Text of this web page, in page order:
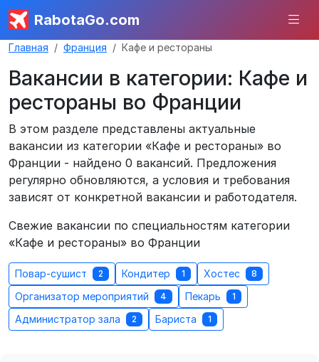
RabotaGo.com
Главная Франция Кафе и рестораны
Вакансии в категории: Кафе и
рестораны во Франции
В этом разделе представлены актуальные
вакансии из категории «Кафе и рестораны» во
Франции - найдено 0 вакансий. Предложения
регулярно обновляются, а условия и требования
зависят от конкретной вакансии и работодателя.
Свежие вакансии по специальностям категории
«Кафе и рестораны» во Франции
Повар-сушист 2 Кондитер 1 Хостес 8
Организатор мероприятий 4 Пекарь 1
Администратор зала 2 Бариста 1